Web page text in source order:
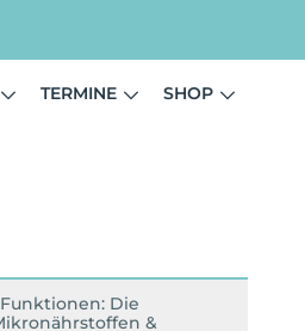
TERMINE SHOP
Die
&